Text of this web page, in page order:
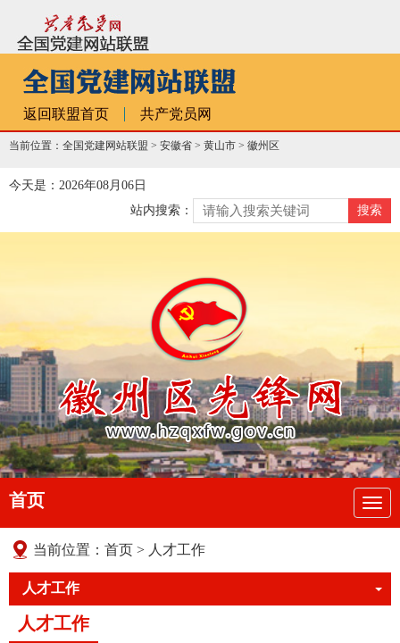
返回联盟首页 共产党员网
当前位置：全国党建网站联盟 > 安徽省 > 黄山市 > 徽州区
今天是：2026年08月06日
站内搜索：
导
航
首页
当前位置： 首页 > 人才工作
人才工作
人才工作